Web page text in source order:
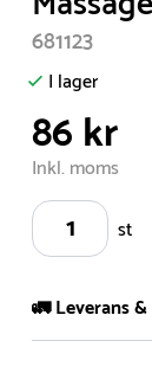
1
of
1
681123
I lager
86 kr
Inkl. moms
st
🚛 Leverans